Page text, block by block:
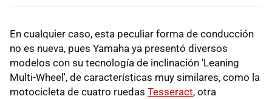
En cualquier caso, esta peculiar forma de conducción
no es nueva, pues Yamaha ya presentó diversos
modelos con su tecnología de inclinación 'Leaning
Multi-Wheel', de características muy similares, como la
motocicleta de cuatro ruedas Tesseract, otra